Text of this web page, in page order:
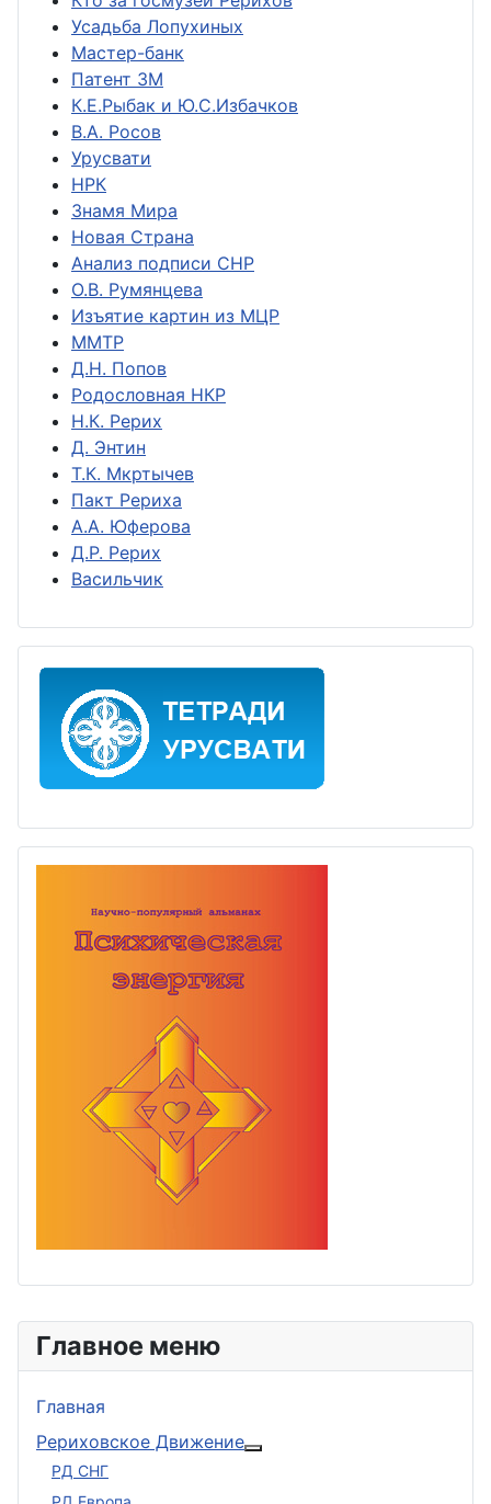
Главное меню
Главная
Рериховское Движение
РД СНГ
Усадьба Лопухиных
Мастер-банк
Патент ЗМ
К.Е.Рыбак и Ю.С.Избачков
В.А. Росов
Урусвати
НРК
Знамя Мира
Новая Страна
Анализ подписи СНР
О.В. Румянцева
Изъятие картин из МЦР
ММТР
Д.Н. Попов
Родословная НКР
Н.К. Рерих
Д. Энтин
Т.К. Мкртычев
Пакт Рериха
А.А. Юферова
Д.Р. Рерих
Васильчик